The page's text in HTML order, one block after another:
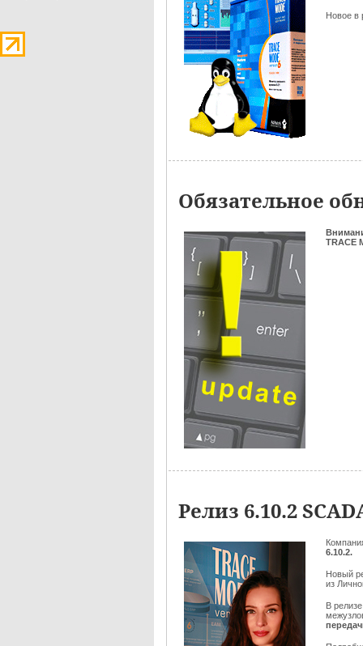
Новое в
Обязательное
TRACE
Релиз 6.10.2
6.10.2.
Новый
из
В